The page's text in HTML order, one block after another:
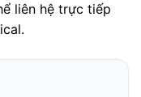
liên hệ trực tiếp